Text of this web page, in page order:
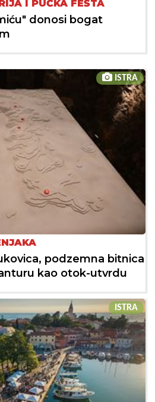
I PUČKA FEŠTA
donosi bogat
ISTRA
podzemna bitnica
kao otok-utvrdu
ISTRA